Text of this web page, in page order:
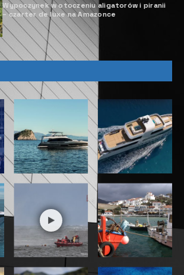
Wypoczynek w otoczeniu aligatorów i piranii
– czarter de luxe na Amazonce